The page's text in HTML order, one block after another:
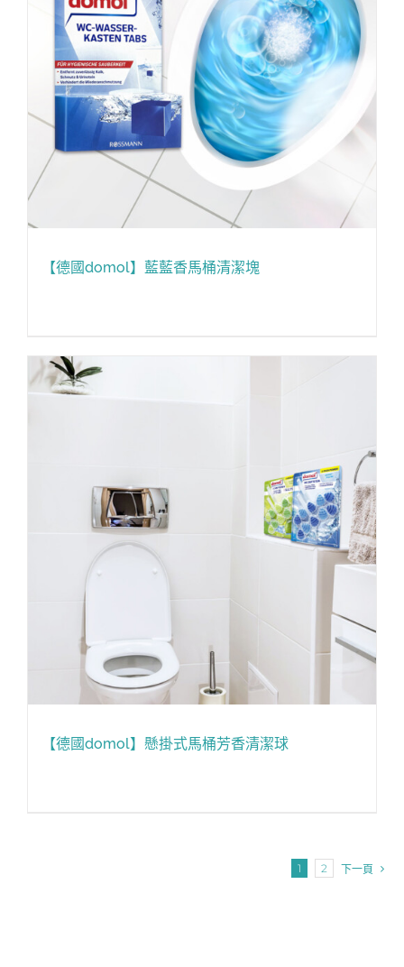
【德國domol】藍藍香馬桶清潔塊
【德國domol】懸掛式馬桶芳香清潔球
1 2 下一頁